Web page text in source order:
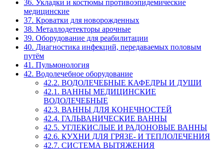
36. Укладки и костюмы противоэпидемические
медицинские
37. Кроватки для новорожденных
38. Металлодетекторы арочные
39. Оборудование для реабилитации
40. Диагностика инфекций, передаваемых половым
путём
41. Пульмонология
42. Водолечебное оборудование
42.2. ВОДОЛЕЧЕБНЫЕ КАФЕДРЫ И ДУШИ
42.1. ВАННЫ МЕДИЦИНСКИЕ
ВОДОЛЕЧЕБНЫЕ
42.3. ВАННЫ ДЛЯ КОНЕЧНОСТЕЙ
42.4. ГАЛЬВАНИЧЕСКИЕ ВАННЫ
42.5. УГЛЕКИСЛЫЕ И РАДОНОВЫЕ ВАННЫ
42.6. КУХНИ ДЛЯ ГРЯЗЕ- И ТЕПЛОЛЕЧЕНИЯ
42.7. СИСТЕМА ВЫТЯЖЕНИЯ